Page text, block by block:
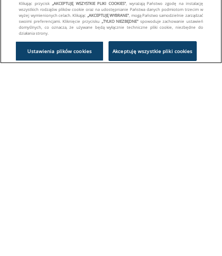
Klikając przycisk „AKCEPTUJĘ WSZYSTKIE PLIKI COOKIES" , wyrażają Państwo zgodę na instalację
wszystkich rodzajów plików cookie oraz na udostępnianie Państwa danych podmiotom trzecim w
wyżej wymienionych celach. Klikając „AKCEPTUJĘ WYBRANE" , mogą Państwo samodzielnie zarządzać
swoimi preferencjami. Kliknięcie przycisku „TYLKO NIEZBĘDNE" spowoduje zachowanie ustawień
domyślnych, co oznacza, że używane będą wyłącznie techniczne pliki cookie, niezbędne do
działania strony.
Ustawienia plików cookies Akceptuję wszystkie pliki cookies